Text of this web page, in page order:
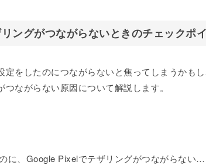
ングがつながらないときのチェックポ
をしたのにつながらないと焦ってしまうかもし
ながらない原因について解説します。
に、Google Pixelでテザリングがつながらな